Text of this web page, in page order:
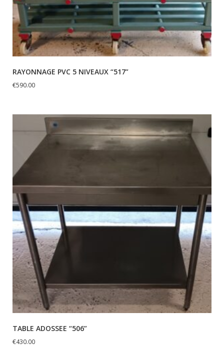
RAYONNAGE PVC 5 NIVEAUX “517”
€590.00
TABLE ADOSSEE “506”
€430.00